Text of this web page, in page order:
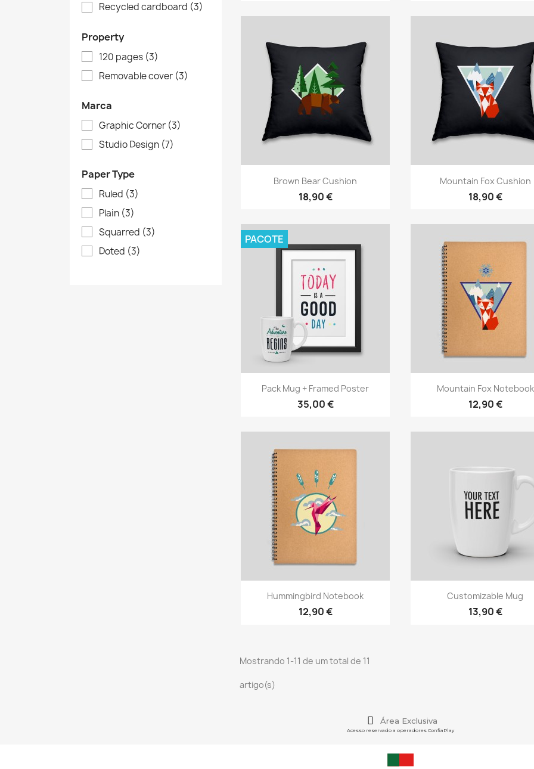
Recycled cardboard (3)
Property
120 pages (3)
Removable cover (3)
Marca
Graphic Corner (3)
Studio Design (7)
Paper Type
Ruled (3)
Plain (3)
Squarred (3)
Doted (3)
Vista rápida
Brown Bear Cushion
18,90 €
Vista rápida
Mountain Fox Cushion
18,90 €
Vista rápida
Pack Mug + Framed Poster
35,00 €
PACOTE
Vista rápida
Mountain Fox Notebook
12,90 €
Vista rápida
Hummingbird Notebook
12,90 €
Vista rápida
Customizable Mug
13,90 €
Mostrando 1-11 de um total de 11
artigo(s)
Área Exclusiva
Acesso reservado a operadores ConfiaPlay